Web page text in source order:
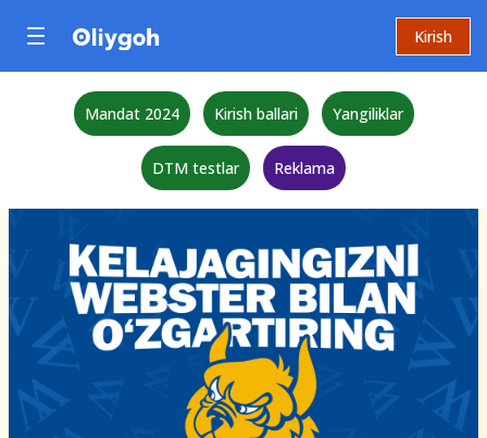
Kirish
Mandat 2024 Kirish ballari Yangiliklar
DTM testlar Reklama